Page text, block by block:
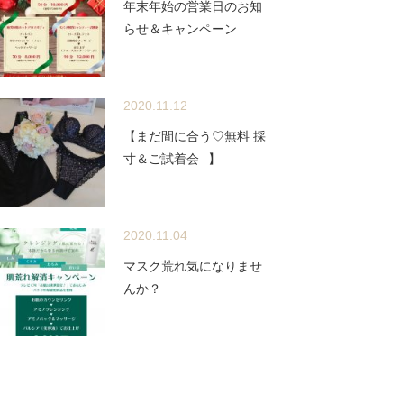
年末年始の営業日のお知
らせ＆キャンペーン
2020.11.12
【まだ間に合う♡無料 採
寸＆ご試着会⠀】
2020.11.04
マスク荒れ気になりませ
んか？